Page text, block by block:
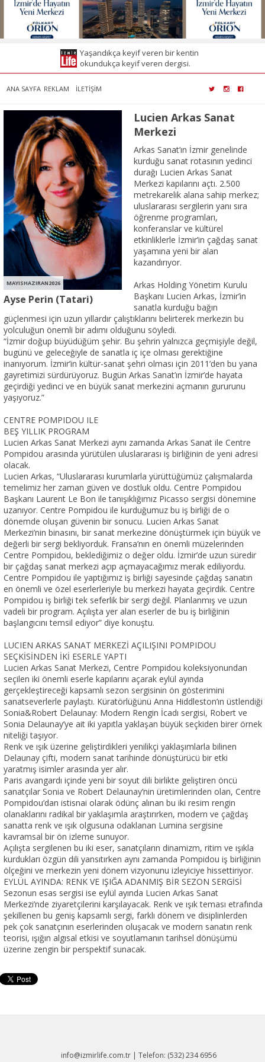
Yaşandıkça keyif veren bir kentin
okundukça keyif veren dergisi.
ANA SAYFA REKLAM İLETİŞİM
MAYISHAZIRAN2026
Ayse Perin (Tatari)
Lucien Arkas Sanat
Merkezi
Arkas Sanat’ın İzmir genelinde
kurduğu sanat rotasının yedinci
durağı Lucien Arkas Sanat
Merkezi kapılarını açtı. 2.500
metrekarelik alana sahip merkez;
uluslararası sergilerin yanı sıra
öğrenme programları,
konferanslar ve kültürel
etkinliklerle İzmir’in çağdaş sanat
yaşamına yeni bir alan
kazandırıyor.
Arkas Holding Yönetim Kurulu
Başkanı Lucien Arkas, İzmir’in
sanatla kurduğu bağın
güçlenmesi için uzun yıllardır çalıştıklarını belirterek merkezin bu
yolculuğun önemli bir adımı olduğunu söyledi.
“İzmir doğup büyüdüğüm şehir. Bu şehrin yalnızca geçmişiyle değil,
bugünü ve geleceğiyle de sanatla iç içe olması gerektiğine
inanıyorum. İzmir’in kültür-sanat şehri olması için 2011’den bu yana
gayretimizi sürdürüyoruz. Bugün Arkas Sanat’ın İzmir’de hayata
geçirdiği yedinci ve en büyük sanat merkezini açmanın gururunu
yaşıyoruz.”
CENTRE POMPIDOU ILE
BEŞ YILLIK PROGRAM
Lucien Arkas Sanat Merkezi aynı zamanda Arkas Sanat ile Centre
Pompidou arasında yürütülen uluslararası iş birliğinin de yeni adresi
olacak.
Lucien Arkas, “Uluslararası kurumlarla yürüttüğümüz çalışmalarda
temelimiz her zaman güven ve dostluk oldu. Centre Pompidou
Başkanı Laurent Le Bon ile tanışıklığımız Picasso sergisi dönemine
uzanıyor. Centre Pompidou ile kurduğumuz bu iş birliği de o
dönemde oluşan güvenin bir sonucu. Lucien Arkas Sanat
Merkezi’nin binasını, bir sanat merkezine dönüştürmek için büyük ve
değerli bir sergi bekliyorduk. Fransa’nın en önemli müzelerinden
Centre Pompidou, beklediğimiz o değer oldu. İzmir’de uzun süredir
bir çağdaş sanat merkezi açıp açmayacağımız merak ediliyordu.
Centre Pompidou ile yaptığımız iş birliği sayesinde çağdaş sanatın
en önemli ve özel eserlerleriyle bu merkezi hayata geçirdik. Centre
Pompidou iş birliği tek seferlik bir sergi değil. Planlanmış ve uzun
vadeli bir program. Açılışta yer alan eserler de bu iş birliğinin
başlangıcını temsil ediyor” diye konuştu.
LUCIEN ARKAS SANAT MERKEZİ AÇILIŞINI POMPIDOU
SEÇKİSİNDEN İKİ ESERLE YAPTI
Lucien Arkas Sanat Merkezi, Centre Pompidou koleksiyonundan
seçilen iki önemli eserle kapılarını açarak eylül ayında
gerçekleştireceği kapsamlı sezon sergisinin ön gösterimini
sanatseverlerle paylaştı. Küratörlüğünü Anna Hiddleston’ın üstlendiği
Sonia&Robert Delaunay: Modern Rengin İcadı sergisi, Robert ve
Sonia Delaunay’ye ait iki yapıtla yaklaşan büyük seçkiden birer örnek
niteliği taşıyor.
Renk ve ışık üzerine geliştirdikleri yenilikçi yaklaşımlarla bilinen
Delaunay çifti, modern sanat tarihinde dönüştürücü bir etki
yaratmış isimler arasında yer alır.
Paris avangardı içinde yeni bir soyut dili birlikte geliştiren öncü
sanatçılar Sonia ve Robert Delaunay’nin üretimlerinden olan, Centre
Pompidou’dan istisnai olarak ödünç alınan bu iki resim rengin
olanaklarını radikal bir yaklaşımla araştırırken, modern ve çağdaş
sanatta renk ve ışık olgusuna odaklanan Lumina sergisine
kavramsal bir ön izleme sunuyor.
Açılışta sergilenen bu iki eser, sanatçıların dinamizm, ritim ve ışıkla
kurdukları özgün dili yansıtırken aynı zamanda Pompidou iş birliğinin
ölçeğini ve merkezin yeni dönem vizyonunu izleyiciye hissettiriyor.
EYLÜL AYINDA: RENK VE IŞIĞA ADANMIŞ BİR SEZON SERGİSİ
Sezonun esas sergisi ise eylül ayında Lucien Arkas Sanat
Merkezi’nde ziyaretçilerini karşılayacak. Renk ve ışık teması etrafında
şekillenen bu geniş kapsamlı sergi, farklı dönem ve disiplinlerden
pek çok sanatçının eserlerinden oluşacak ve modern sanatın renk
teorisi, ışığın algısal etkisi ve soyutlamanın tarihsel dönüşümü
info@izmirlife.com.tr | Telefon: (532) 234 6956